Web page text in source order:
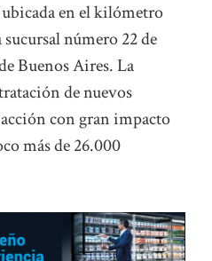
en el kilómetro
sucursal número 22 de
Buenos Aires. La
de nuevos
con gran impacto
más de 26.000